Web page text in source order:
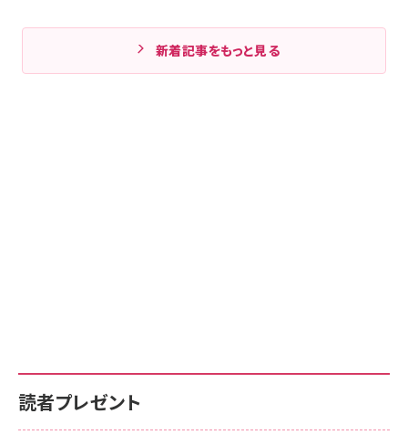
新着記事をもっと見る
読者プレゼント